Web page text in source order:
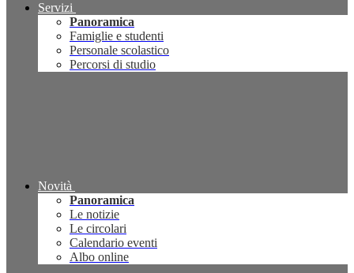
Servizi
Panoramica
Famiglie e studenti
Personale scolastico
Percorsi di studio
Novità
Panoramica
Le notizie
Le circolari
Calendario eventi
Albo online